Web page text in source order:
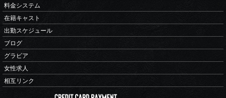
料金システム
在籍キャスト
出勤スケジュール
ブログ
グラビア
女性求人
相互リンク